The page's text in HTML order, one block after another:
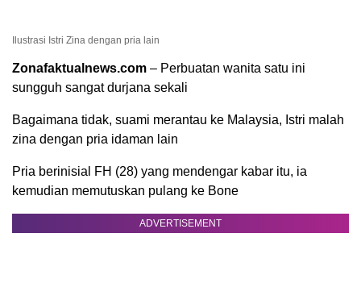
Ilustrasi Istri Zina dengan pria lain
Zonafaktualnews.com – Perbuatan wanita satu ini
sungguh sangat durjana sekali
Bagaimana tidak, suami merantau ke Malaysia, Istri malah
zina dengan pria idaman lain
Pria berinisial FH (28) yang mendengar kabar itu, ia
kemudian memutuskan pulang ke Bone
ADVERTISEMENT